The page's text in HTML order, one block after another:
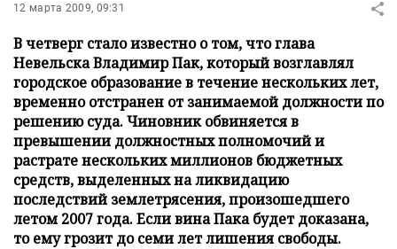
12 марта 2009, 09:31
В четверг стало известно о том, что глава
Невельска Владимир Пак, который возглавлял
городское образование в течение нескольких лет,
временно отстранен от занимаемой должности по
решению суда. Чиновник обвиняется в
превышении должностных полномочий и
растрате нескольких миллионов бюджетных
средств, выделенных на ликвидацию
последствий землетрясения, произошедшего
летом 2007 года. Если вина Пака будет доказана,
то ему грозит до семи лет лишения свободы.